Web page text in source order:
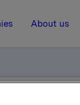
About us